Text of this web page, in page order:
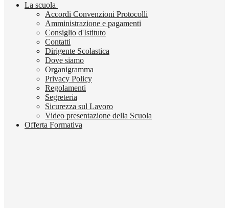
La scuola
Accordi Convenzioni Protocolli
Amministrazione e pagamenti
Consiglio d'Istituto
Contatti
Dirigente Scolastica
Dove siamo
Organigramma
Privacy Policy
Regolamenti
Segreteria
Sicurezza sul Lavoro
Video presentazione della Scuola
Offerta Formativa